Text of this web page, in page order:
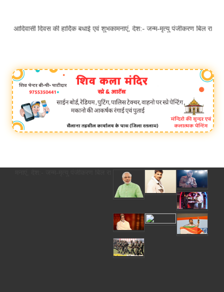
की हार्दिक बधाई एवं शुभकामनाएं, देश:- जन्म-मृत्यु पंजीकरण बिल राज्यसभा से
जन्म-मृत्यु पंजीकरण बिल राज्यसभा से पास, 2 साल की देरी पर अब कोर्ट के आदेश से